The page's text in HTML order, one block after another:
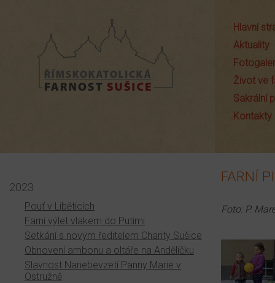
Hlavní
Aktuality
Život ve
Sakrální
Kontakty
FARNÍ
Foto: P.
2023
Pouť v Liběticích
Farní výlet vlakem do Putimi
Setkání s novým ředitelem Charity Sušice
Obnovení ambonu a oltáře na Andělíčku
Slavnost Nanebevzetí Panny Marie v
Ostružně